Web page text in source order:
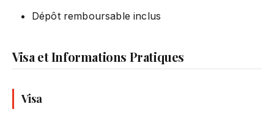
Dépôt remboursable inclus
Visa et Informations Pratiques
Visa